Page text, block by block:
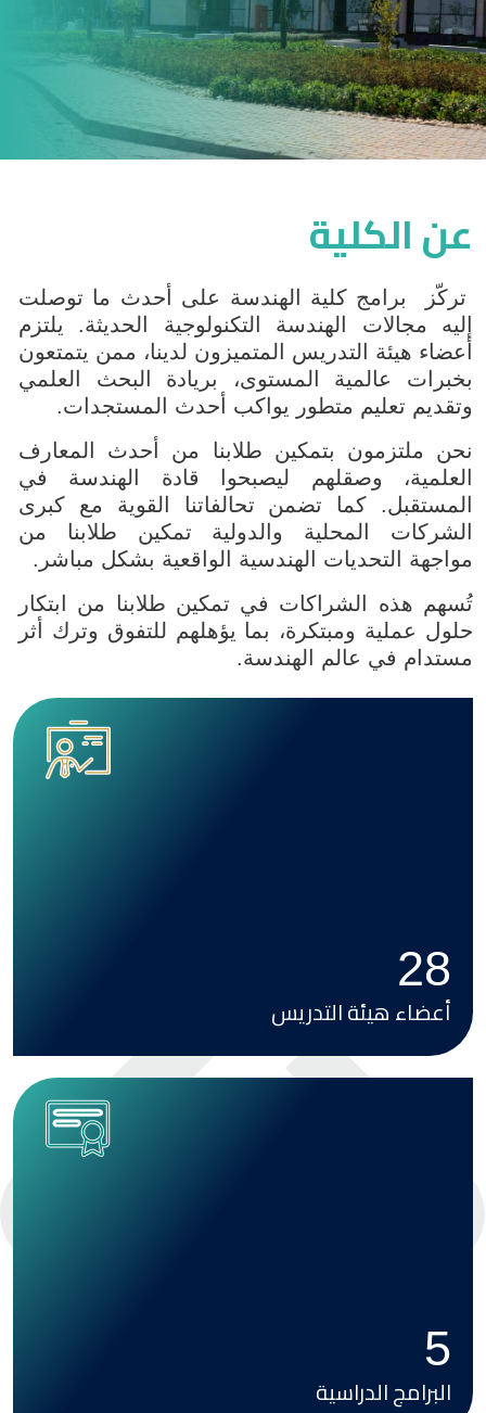
عن الكلية
تركّز برامج كلية الهندسة على أحدث ما توصلت
إليه مجالات الهندسة التكنولوجية الحديثة. يلتزم
أعضاء هيئة التدريس المتميزون لدينا، ممن يتمتعون
بخبرات عالمية المستوى، بريادة البحث العلمي
وتقديم تعليم متطور يواكب أحدث المستجدات.
نحن ملتزمون بتمكين طلابنا من أحدث المعارف
العلمية، وصقلهم ليصبحوا قادة الهندسة في
المستقبل. كما تضمن تحالفاتنا القوية مع كبرى
الشركات المحلية والدولية تمكين طلابنا من
مواجهة التحديات الهندسية الواقعية بشكل مباشر.
تُسهم هذه الشراكات في تمكين طلابنا من ابتكار
حلول عملية ومبتكرة، بما يؤهلهم للتفوق وترك أثر
مستدام في عالم الهندسة.
Image
28
أعضاء هيئة التدريس
Image
5
البرامج الدراسية